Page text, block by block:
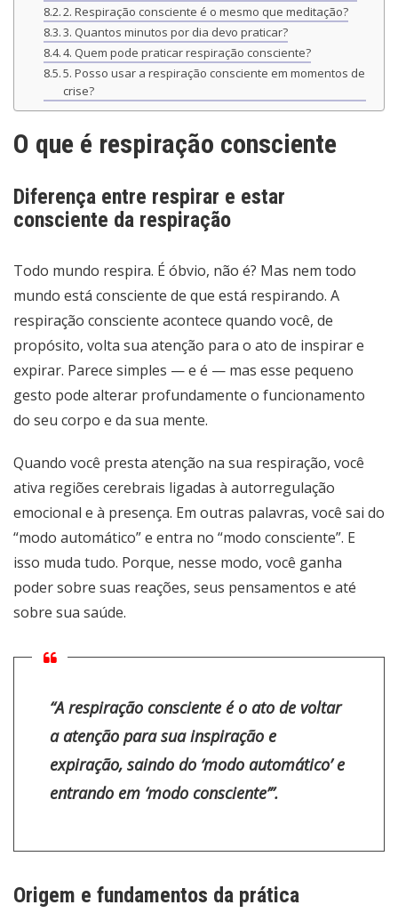
2. Respiração consciente é o mesmo que meditação?
3. Quantos minutos por dia devo praticar?
4. Quem pode praticar respiração consciente?
5. Posso usar a respiração consciente em momentos de
crise?
O que é respiração consciente
Diferença entre respirar e estar
consciente da respiração
Todo mundo respira. É óbvio, não é? Mas nem todo
mundo está consciente de que está respirando. A
respiração consciente acontece quando você, de
propósito, volta sua atenção para o ato de inspirar e
expirar. Parece simples — e é — mas esse pequeno
gesto pode alterar profundamente o funcionamento
do seu corpo e da sua mente.
Quando você presta atenção na sua respiração, você
ativa regiões cerebrais ligadas à autorregulação
emocional e à presença. Em outras palavras, você sai do
“modo automático” e entra no “modo consciente”. E
isso muda tudo. Porque, nesse modo, você ganha
poder sobre suas reações, seus pensamentos e até
sobre sua saúde.
“A respiração consciente é o ato de voltar
a atenção para sua inspiração e
expiração, saindo do ‘modo automático’ e
entrando em ‘modo consciente’”.
Origem e fundamentos da prática